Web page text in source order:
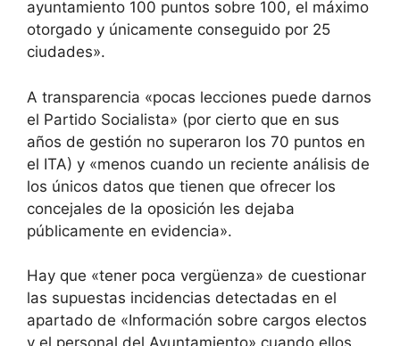
ayuntamiento 100 puntos sobre 100, el máximo
otorgado y únicamente conseguido por 25
ciudades».
A transparencia «pocas lecciones puede darnos
el Partido Socialista» (por cierto que en sus
años de gestión no superaron los 70 puntos en
el ITA) y «menos cuando un reciente análisis de
los únicos datos que tienen que ofrecer los
concejales de la oposición les dejaba
públicamente en evidencia».
Hay que «tener poca vergüenza» de cuestionar
las supuestas incidencias detectadas en el
apartado de «Información sobre cargos electos